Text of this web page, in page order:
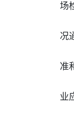
场
况
准
业